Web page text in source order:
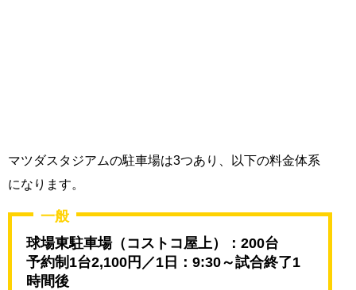
マツダスタジアムの駐車場は3つあり、以下の料金体系
になります。
一般
球場東駐車場（コストコ屋上）：200台
予約制1台2,100円／1日：9:30～試合終了1
時間後